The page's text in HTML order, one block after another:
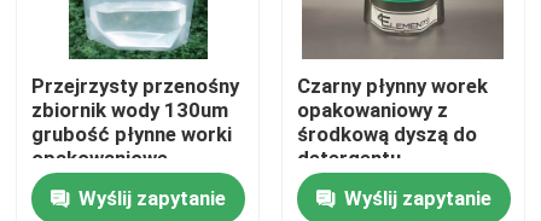
Do domu
Przejrzysty przenośny
zbiornik wody 130um
grubość płynne worki
opakowaniowe
Wyślij zapytanie
Czarny płynny worek
opakowaniowy z
środkową dyszą do
detergentu
czyszczący dobry
materiał barierowy
Wyślij zapytanie